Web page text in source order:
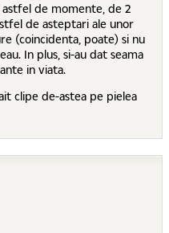
de momente, de 2
de asteptari ale unor
(coincidenta, poate) si nu
In plus, si-au dat seama
in viata.
clipe de-astea pe pielea